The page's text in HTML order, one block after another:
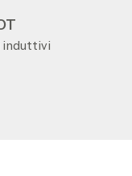
induttivi